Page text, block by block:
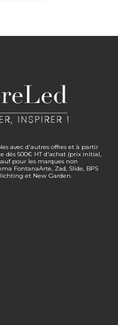
avec d'autres offres et à partir
dès 500€ HT d'achat (prix initial,
pour les marques non
FontanaArte, Zad, Slide, BPS
et New Garden.